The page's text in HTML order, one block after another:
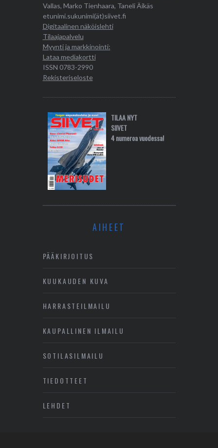
Vallas, Marko Tienhaara, Taneli Äikäs
etunimi.sukunimi(ät)siivet.fi
Digitaalinen näköislehti
Tilaajapalvelu
Myynti ja markkinointi:
Lataa mediakortti
ISSN 0783-2990
Rekisteriseloste
TILAA NYT
SIIVET
4 numeroa vuodessa!
AIHEET
PÄÄKIRJOITUS
KUUKAUDEN KUVA
HARRASTEILMAILU
KAUPALLINEN ILMAILU
SOTILASILMAILU
TIEDOTTEET
LEHDET